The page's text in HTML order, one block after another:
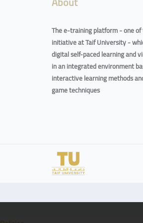
The e-training platform - one
initiative at Taif University -
digital self-paced learning and
in an integrated environment
interactive learning methods
game techniques